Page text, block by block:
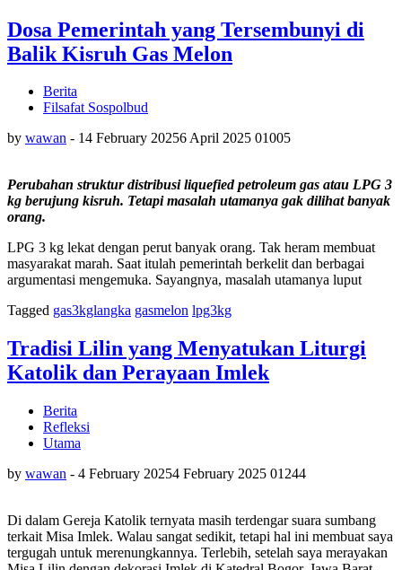
Dosa Pemerintah yang Tersembunyi di
Balik Kisruh Gas Melon
Berita
Filsafat Sospolbud
by wawan - 14 February 20256 April 2025 01005
Perubahan struktur distribusi liquefied petroleum gas atau LPG 3
kg berujung kisruh. Tetapi masalah utamanya gak dilihat banyak
orang.
LPG 3 kg lekat dengan perut banyak orang. Tak heram membuat
masyarakat marah. Saat itulah pemerintah berkelit dan berbagai
argumentasi mengemuka. Sayangnya, masalah utamanya luput
Tagged gas3kglangka gasmelon lpg3kg
Tradisi Lilin yang Menyatukan Liturgi
Katolik dan Perayaan Imlek
Berita
Refleksi
Utama
by wawan - 4 February 20254 February 2025 01244
Di dalam Gereja Katolik ternyata masih terdengar suara sumbang
terkait Misa Imlek. Walau sangat sedikit, tetapi hal ini membuat saya
tergugah untuk merenungkannya. Terlebih, setelah saya merayakan